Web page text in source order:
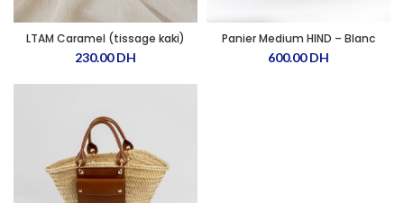
LTAM Caramel (tissage kaki)
230.00DH
Panier Medium HIND – Blanc
600.00DH